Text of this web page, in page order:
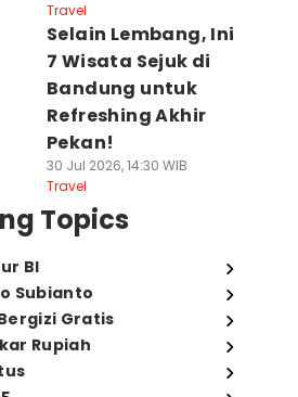
Travel
Selain Lembang, Ini
7 Wisata Sejuk di
Bandung untuk
Refreshing Akhir
Pekan!
30 Jul 2026, 14:30 WIB
Travel
Topics
BI
Subianto
Gratis
Rupiah